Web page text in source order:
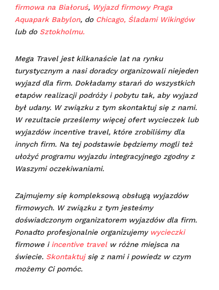
firmowa na Białoruś, Wyjazd firmowy Praga
Aquapark Babylon, do Chicago, Śladami Wikingów
lub do Sztokholmu.
Mega Travel jest kilkanaście lat na rynku
turystycznym a nasi doradcy organizowali niejeden
wyjazd dla firm. Dokładamy starań do wszystkich
etapów realizacji podróży i pobytu tak, aby wyjazd
był udany. W związku z tym skontaktuj się z nami.
W rezultacie prześlemy więcej ofert wycieczek lub
wyjazdów incentive travel, które zrobiliśmy dla
innych firm. Na tej podstawie będziemy mogli też
ułożyć programu wyjazdu integracyjnego zgodny z
Waszymi oczekiwaniami.
Zajmujemy się kompleksową obsługą wyjazdów
firmowych. W związku z tym jesteśmy
doświadczonym organizatorem wyjazdów dla firm.
Ponadto profesjonalnie organizujemy wycieczki
firmowe i incentive travelw różne miejsca na
świecie. Skontaktujsię z nami i powiedz w czym
możemy Ci pomóc.